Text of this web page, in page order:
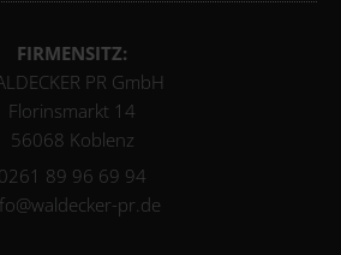
FIRMENSITZ:
PR GmbH
Florinsmarkt 14
56068 Koblenz
0261 89 96 69 94
pr.de